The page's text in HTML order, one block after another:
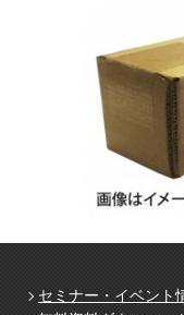
セミナー・イベント